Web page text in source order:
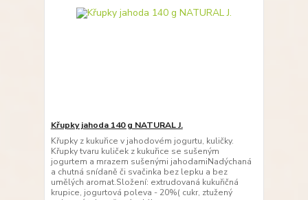
Křupky jahoda 140 g NATURAL J.
Křupky z kukuřice v jahodovém jogurtu, kuličky.
Křupky tvaru kuliček z kukuřice se sušeným
jogurtem a mrazem sušenými jahodamiNadýchaná
a chutná snídaně či svačinka bez lepku a bez
umělých aromat.Složení: extrudovaná kukuřičná
krupice, jogurtová poleva - 20%( cukr, ztužený